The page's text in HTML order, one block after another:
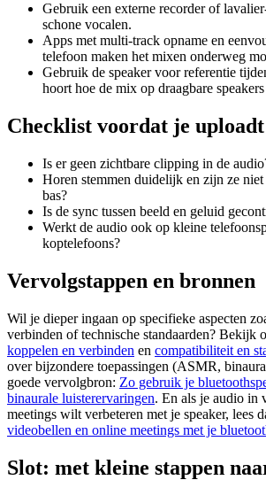
Gebruik een externe recorder of
schone vocalen.
Apps met multi-track opname en
telefoon maken het mixen onderweg
Gebruik de speaker voor referentie
hoort hoe de mix op draagbare
Checklist voordat je uploadt
Is er geen zichtbare clipping in de
Horen stemmen duidelijk en zijn ze
bas?
Is de sync tussen beeld en geluid
Werkt de audio ook op kleine
koptelefoons?
Vervolgstappen en bronnen
Wil je dieper ingaan op specifieke aspecten
verbinden of technische standaarden? Bekijk
koppelen en verbinden en compatibiliteit en
over bijzondere toepassingen (ASMR,
goede vervolgbron: Zo gebruik je
binaurale luisterervaringen. En als je audio in
meetings wilt verbeteren met je speaker, lees
videobellen en online meetings met je
Slot: met kleine stappen